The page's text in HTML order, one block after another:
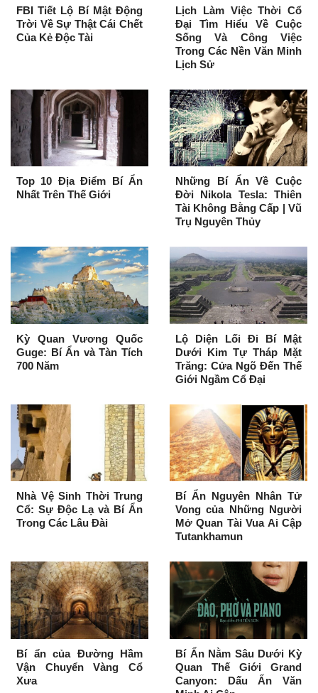
FBI Tiết Lộ Bí Mật Động
Trời Về Sự Thật Cái Chết
Của Kẻ Độc Tài
Lịch Làm Việc Thời Cổ
Đại Tìm Hiểu Về Cuộc
Sống Và Công Việc
Trong Các Nền Văn Minh
Lịch Sử
Top 10 Địa Điểm Bí Ẩn
Nhất Trên Thế Giới
Những Bí Ẩn Về Cuộc
Đời Nikola Tesla: Thiên
Tài Không Bằng Cấp | Vũ
Trụ Nguyên Thủy
Kỳ Quan Vương Quốc
Guge: Bí Ẩn và Tàn Tích
700 Năm
Lộ Diện Lối Đi Bí Mật
Dưới Kim Tự Tháp Mặt
Trăng: Cửa Ngõ Đến Thế
Giới Ngầm Cổ Đại
Nhà Vệ Sinh Thời Trung
Cổ: Sự Độc Lạ và Bí Ẩn
Trong Các Lâu Đài
Bí Ẩn Nguyên Nhân Tử
Vong của Những Người
Mở Quan Tài Vua Ai Cập
Tutankhamun
Bí ẩn của Đường Hầm
Vận Chuyển Vàng Cổ
Xưa
Bí Ẩn Nằm Sâu Dưới Kỳ
Quan Thế Giới Grand
Canyon: Dấu Ấn Văn